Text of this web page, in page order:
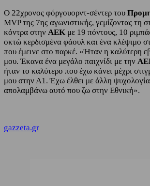
O 22χρονος φόργουορντ-σέντερ του
MVP της 7ης αγωνιστικής, γεμίζοντας τη
κόντρα στην ΑΕΚ με 19 πόντους, 10
οκτώ κερδισμένα φάουλ και ένα κλέψιμο
που έμεινε στο παρκέ. «Ήταν η καλύτερη
μου. Έκανα ένα μεγάλο παιχνίδι με την
ήταν το καλύτερο που έχω κάνει μέχρι
μου στην Α1. Έχω έλθει με άλλη
απολαμβάνω αυτό που ζω στην Εθνική».
gazzeta.gr